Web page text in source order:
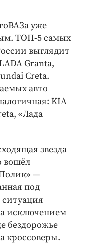
уже
ТОП‑5 самых
выглядит
Granta,
Creta.
авто
KIA
«Лада
звезда
вошёл
—
под
исключением
бездорожье
кроссоверы.